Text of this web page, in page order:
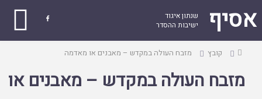
אסיף
שנתון איגוד
ישיבות ההסדר

עמודקובץ מזבח העולה במקדש – מאבנים או מאדמה
מזבח העולה במקדש – מאבנים או